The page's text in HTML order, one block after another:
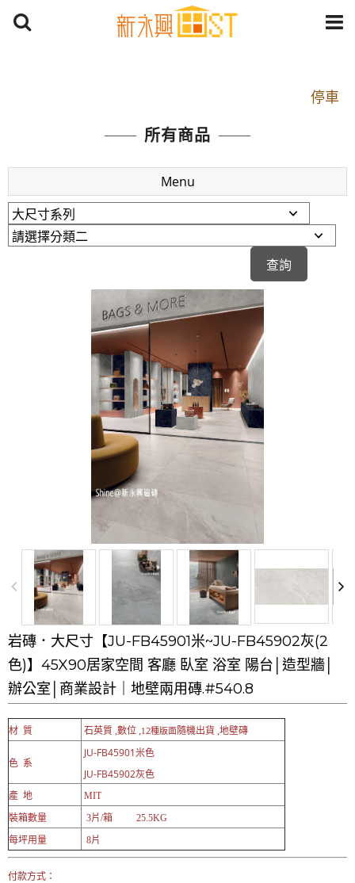
停車
捷運： 中和線【頂溪站 2 號出口】往中山路1段139
原Line已滿 無法加Line好友 請親愛的客戶加入
LINE官方帳號@a0975005573
開車：中山路1段 到永平路路口(樂華夜市口)門口可
停車
捷運： 中和線【頂溪站 2 號出口】往中山路1段139
原Line已滿 無法加Line好友 請親愛的客戶加入
LINE官方帳號@a0975005573
所有商品
Menu
岩磚．大尺寸【JU-FB45901米~JU-FB45902灰(2
色)】45X90居家空間 客廳 臥室 浴室 陽台│造型牆│
辦公室│商業設計｜地壁兩用磚.#540.8
材 質 石英質 ,數位 ,12種版面隨機出貨 ,地壁磚
色 系
JU-FB45901米色
JU-FB45902灰色
產 地
MIT
裝箱數量
3片/箱 25.5KG
每坪用量
8片
付款方式：